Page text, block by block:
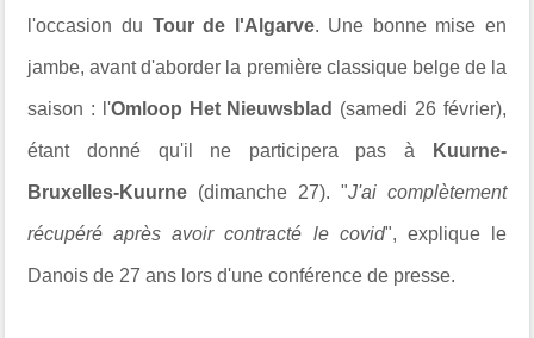
l'occasion du Tour de l'Algarve. Une bonne mise en
jambe, avant d'aborder la première classique belge de la
saison : l'Omloop Het Nieuwsblad (samedi 26 février),
étant donné qu'il ne participera pas à Kuurne-
Bruxelles-Kuurne (dimanche 27). "J'ai complètement
récupéré après avoir contracté le covid", explique le
Danois de 27 ans lors d'une conférence de presse.